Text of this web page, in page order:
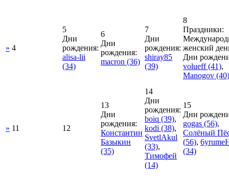
» 4
5
Дни
рождения:
alisa-lii
(34)
6
Дни
рождения:
macron (36)
7
Дни
рождения:
shiray85
(39)
8
Праздники:
женский
Дни
volueff(41),
Manogov (40)
» 11 12
13
Дни
рождения:
Константин
Базыкин
(35)
14
Дни
рождения:
boiq (39),
kodi (38),
SvetlAkul
(33),
Тимофей
(14)
15
Дни
gogas (56),
Солёный
(56),
(34)